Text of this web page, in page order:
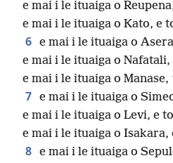
e mai i le ituaiga o
e mai i le ituaiga o Kato, e
6 e mai i le ituaiga o
e mai i le ituaiga o Nafatali,
e mai i le ituaiga o Manase,
7 e mai i le ituaiga o
e mai i le ituaiga o Levi, e
e mai i le ituaiga o Isakara,
8 e mai i le ituaiga o